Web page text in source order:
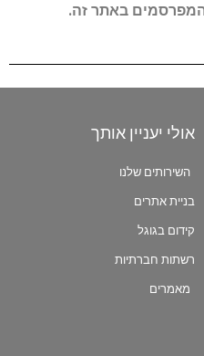
המפרסמים באתר זה.
אולי יעניין אותך
השירותים שלנו
בניית אתרים
קידום בגוגל
רשתות חברתיות
מאמרים